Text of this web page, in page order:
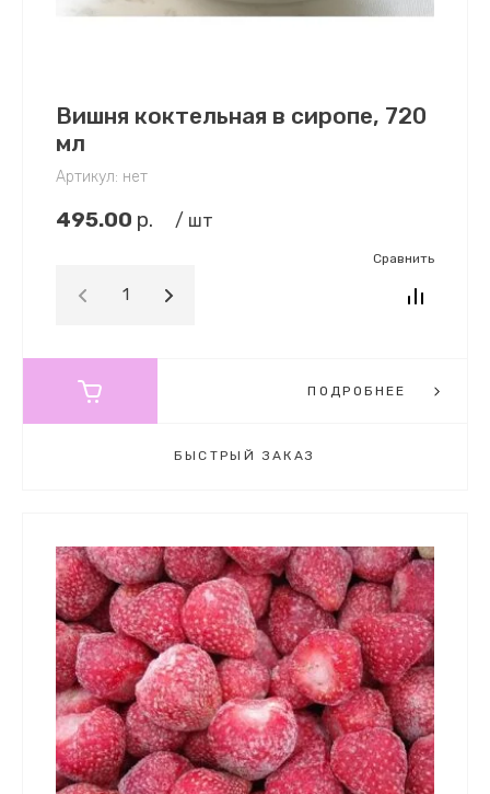
Вишня коктельная в сиропе, 720
мл
Артикул: нет
495.00 р. / шт
Сравнить
ПОДРОБНЕЕ
БЫСТРЫЙ ЗАКАЗ